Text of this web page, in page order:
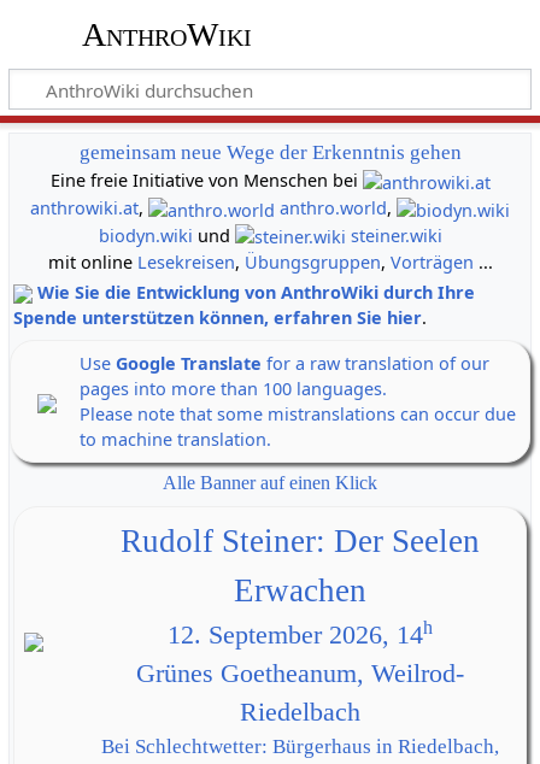
AnthroWiki
gemeinsam neue Wege der Erkenntnis gehen
Eine freie Initiative von Menschen bei
anthrowiki.at, anthro.world,
biodyn.wiki und
steiner.wiki
mit online Lesekreisen, Übungsgruppen, Vorträgen ...
Wie Sie die Entwicklung von AnthroWiki durch Ihre
Spende unterstützen können, erfahren Sie hier.
Use Google Translate for a raw translation of our
pages into more than 100 languages.
Please note that some mistranslations can occur due
to machine translation.
Alle Banner auf einen Klick
Rudolf Steiner: Der Seelen
Erwachen
12. September 2026, 14h
Grünes Goetheanum, Weilrod-
Riedelbach
Bei Schlechtwetter: Bürgerhaus in Riedelbach,